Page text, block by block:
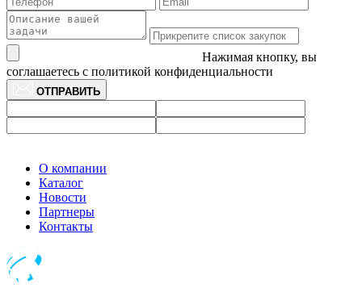
Нажимая кнопку, вы
соглашаетесь с политикой конфиденциальности
ОТПРАВИТЬ
О компании
Каталог
Новости
Партнеры
Контакты